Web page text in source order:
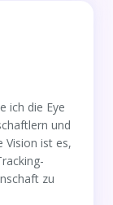
ich die Eye
und
Vision ist es,
zu